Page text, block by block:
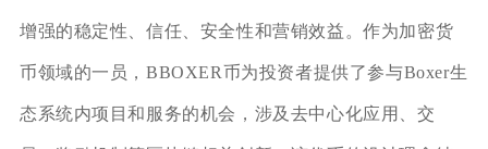
增强的稳定性、信任、安全性和营销效益。作为加密货
币领域的一员，BBOXER币为投资者提供了参与Boxer生
态系统内项目和服务的机会，涉及去中心化应用、交